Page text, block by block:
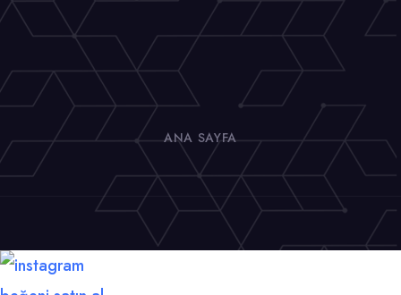
ANA SAYFA